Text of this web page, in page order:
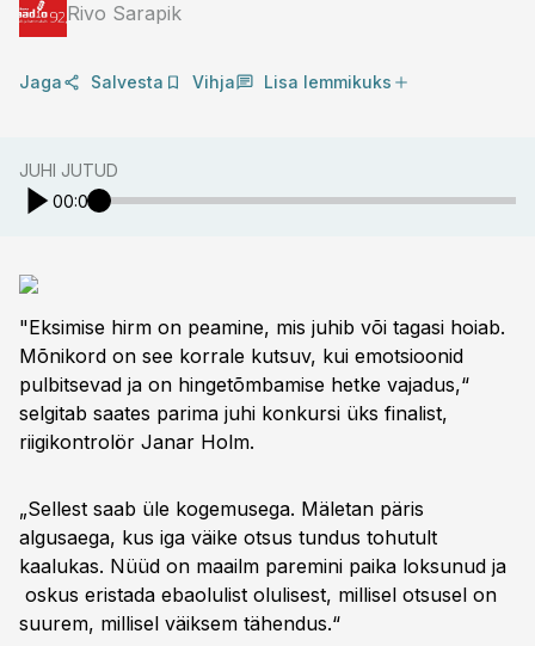
Rivo Sarapik
Jaga Salvesta Vihja Lisa lemmikuks
JUHI JUTUD
00:00
"Eksimise hirm on peamine, mis juhib või tagasi hoiab.
Mõnikord on see korrale kutsuv, kui emotsioonid
pulbitsevad ja on hingetõmbamise hetke vajadus,“
selgitab saates parima juhi konkursi üks finalist,
riigikontrolör Janar Holm.
„Sellest saab üle kogemusega. Mäletan päris
algusaega, kus iga väike otsus tundus tohutult
kaalukas. Nüüd on maailm paremini paika loksunud ja
oskus eristada ebaolulist olulisest, millisel otsusel on
suurem, millisel väiksem tähendus.“